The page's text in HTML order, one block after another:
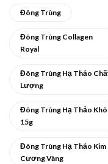
Đông Trùng
Đông Trùng Collagen
Royal
Đông Trùng Hạ Thảo
Lượng
Đông Trùng Hạ Thảo Khô
15g
Đông Trùng Hạ Thảo Kim
Cương Vàng